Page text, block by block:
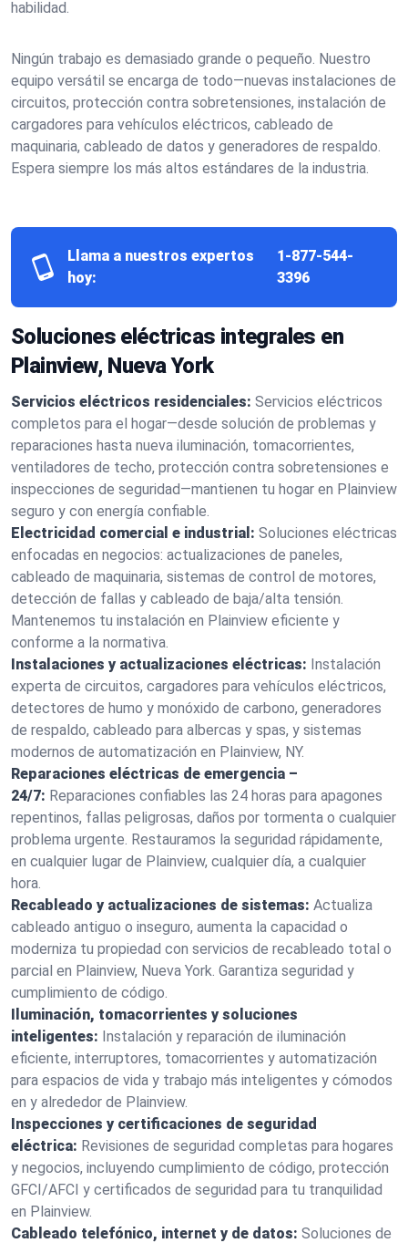
habilidad.
Ningún trabajo es demasiado grande o pequeño. Nuestro
equipo versátil se encarga de todo—nuevas instalaciones de
circuitos, protección contra sobretensiones, instalación de
cargadores para vehículos eléctricos, cableado de
maquinaria, cableado de datos y generadores de respaldo.
Espera siempre los más altos estándares de la industria.
Llama a nuestros expertos
hoy:
1-877-544-
3396
Soluciones eléctricas integrales en
Plainview, Nueva York
Servicios eléctricos residenciales: Servicios eléctricos
completos para el hogar—desde solución de problemas y
reparaciones hasta nueva iluminación, tomacorrientes,
ventiladores de techo, protección contra sobretensiones e
inspecciones de seguridad—mantienen tu hogar en Plainview
seguro y con energía confiable.
Electricidad comercial e industrial: Soluciones eléctricas
enfocadas en negocios: actualizaciones de paneles,
cableado de maquinaria, sistemas de control de motores,
detección de fallas y cableado de baja/alta tensión.
Mantenemos tu instalación en Plainview eficiente y
conforme a la normativa.
Instalaciones y actualizaciones eléctricas: Instalación
experta de circuitos, cargadores para vehículos eléctricos,
detectores de humo y monóxido de carbono, generadores
de respaldo, cableado para albercas y spas, y sistemas
modernos de automatización en Plainview, NY.
Reparaciones eléctricas de emergencia –
24/7: Reparaciones confiables las 24 horas para apagones
repentinos, fallas peligrosas, daños por tormenta o cualquier
problema urgente. Restauramos la seguridad rápidamente,
en cualquier lugar de Plainview, cualquier día, a cualquier
hora.
Recableado y actualizaciones de sistemas: Actualiza
cableado antiguo o inseguro, aumenta la capacidad o
moderniza tu propiedad con servicios de recableado total o
parcial en Plainview, Nueva York. Garantiza seguridad y
cumplimiento de código.
Iluminación, tomacorrientes y soluciones
inteligentes: Instalación y reparación de iluminación
eficiente, interruptores, tomacorrientes y automatización
para espacios de vida y trabajo más inteligentes y cómodos
en y alrededor de Plainview.
Inspecciones y certificaciones de seguridad
eléctrica: Revisiones de seguridad completas para hogares
y negocios, incluyendo cumplimiento de código, protección
GFCI/AFCI y certificados de seguridad para tu tranquilidad
en Plainview.
Cableado telefónico, internet y de datos: Soluciones de